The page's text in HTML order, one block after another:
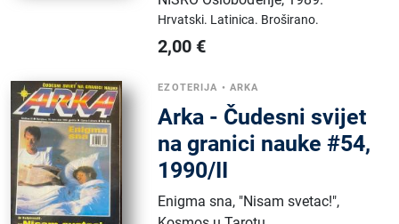
Hrvatski. Latinica. Broširano.
2,00 €
EZOTERIJA • ARKA
Arka - Čudesni svijet
na granici nauke #54,
1990/II
Enigma sna, "Nisam svetac!",